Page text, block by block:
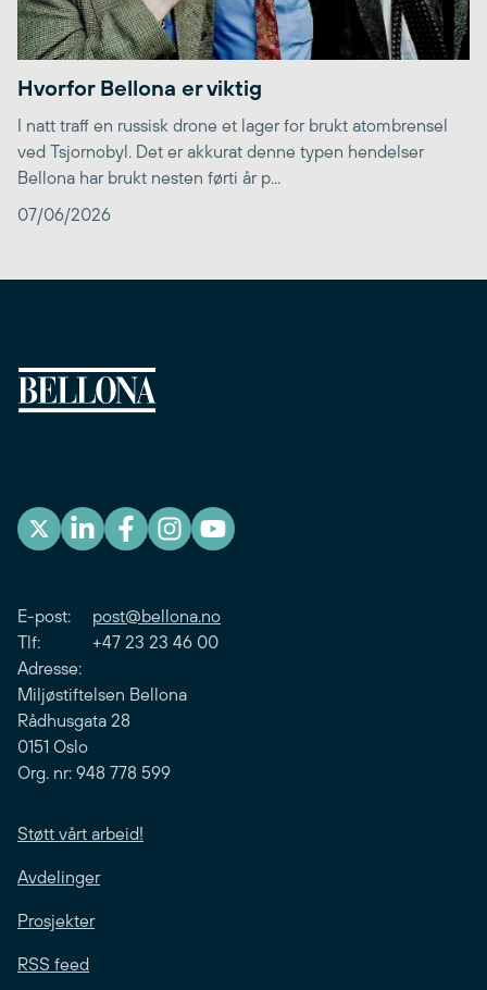
Hvorfor Bellona er viktig
I natt traff en russisk drone et lager for brukt atombrensel
ved Tsjornobyl. Det er akkurat denne typen hendelser
Bellona har brukt nesten førti år p...
07/06/2026
E-post: post@bellona.no
Tlf: +47 23 23 46 00
Adresse:
Miljøstiftelsen Bellona
Rådhusgata 28
0151 Oslo
Org. nr: 948 778 599
Støtt vårt arbeid!
Avdelinger
Prosjekter
RSS feed